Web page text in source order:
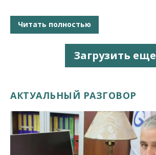
Читать полностью
Загрузить еще
АКТУАЛЬНЫЙ РАЗГОВОР